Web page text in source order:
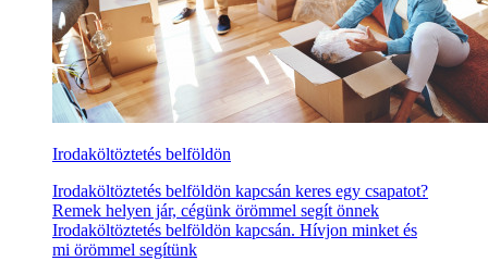
Irodaköltöztetés belföldön
Irodaköltöztetés belföldön kapcsán keres egy csapatot?
Remek helyen jár, cégünk örömmel segít önnek
Irodaköltöztetés belföldön kapcsán. Hívjon minket és
mi örömmel segítünk